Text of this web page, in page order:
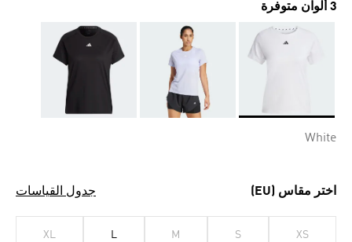
3 ألوان متوفرة
White
اختر مقاس (EU) جدول القياسات
XS
S
M
L
XL